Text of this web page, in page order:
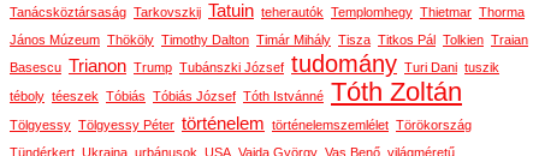
Tanácsköztársaság Tarkovszkij Tatuin teherautók Templomhegy Thietmar Thorma
János Múzeum Thököly Timothy Dalton Timár Mihály Tisza Titkos Pál Tolkien Traian
Basescu Trianon Trump Tubánszki József tudomány Turi Dani tuszik
téboly téeszek Tóbiás Tóbiás József Tóth Istvánné Tóth Zoltán
Tölgyessy Tölgyessy Péter történelem történelemszemlélet Törökország
Tündérkert Ukrajna urbánusok USA Vajda György Vas Benő világméretű